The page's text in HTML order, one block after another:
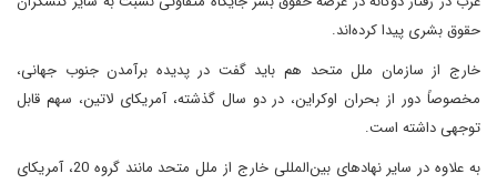
حقوق بشری پیدا کرده‌اند.
خارج از سازمان ملل متحد هم باید گفت در پدیده برآمدن جنوب جهانی،
مخصوصاً دور از بحران اوکراین، در دو سال گذشته، آمریکای لاتین، سهم قابل
توجهی داشته است.
به علاوه در سایر نهادهای بین‌المللی خارج از ملل متحد مانند گروه 20، آمریکای